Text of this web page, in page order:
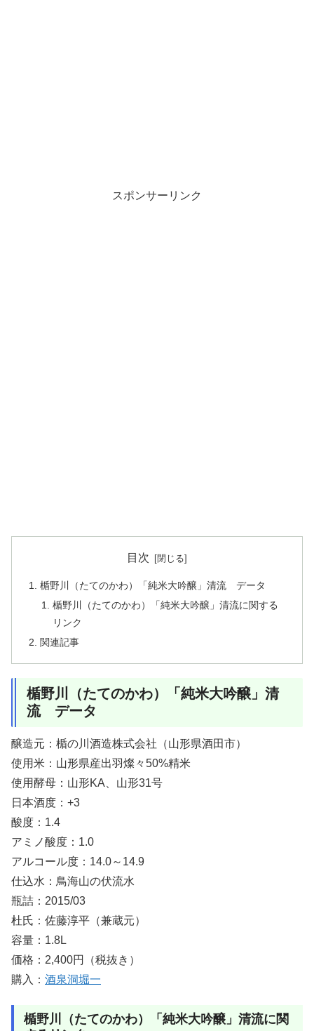
スポンサーリンク
目次
楯野川（たてのかわ）「純米大吟醸」清流 データ
楯野川（たてのかわ）「純米大吟醸」清流に関する
リンク
関連記事
楯野川（たてのかわ）「純米大吟醸」清
流 データ
醸造元：楯の川酒造株式会社（山形県酒田市）
使用米：山形県産出羽燦々50%精米
使用酵母：山形KA、山形31号
日本酒度：+3
酸度：1.4
アミノ酸度：1.0
アルコール度：14.0～14.9
仕込水：鳥海山の伏流水
瓶詰：2015/03
杜氏：佐藤淳平（兼蔵元）
容量：1.8L
価格：2,400円（税抜き）
購入： 酒泉洞堀一
楯野川（たてのかわ）「純米大吟醸」清流に関